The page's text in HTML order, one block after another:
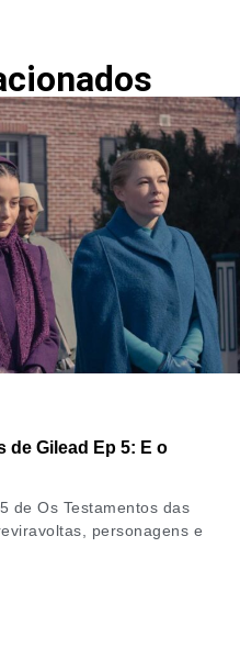
de Gilead Ep 5: E o
de Os Testamentos das
personagens e